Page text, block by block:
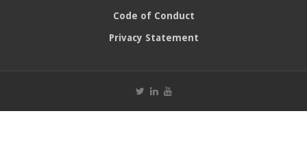
Code of Conduct
Privacy Statement